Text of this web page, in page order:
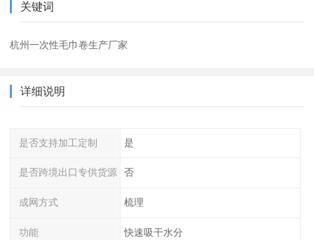
关键词
杭州一次性毛巾卷生产厂家
详细说明
是否支持加工定制 是
是否跨境出口专供货源 否
成网方式 梳理
功能 快速吸干水分